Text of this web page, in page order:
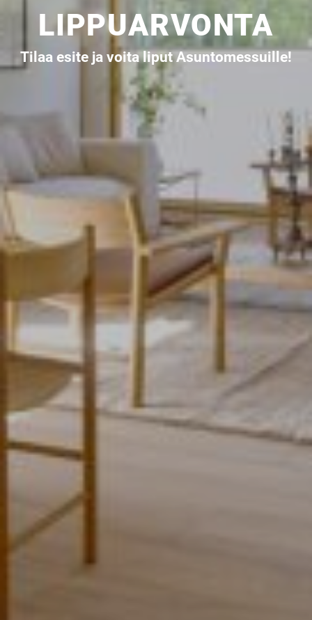
LIPPUARVONTA
Tilaa esite ja voita liput Asuntomessuille!
UUSI
UNELMISTA
KODIKSI-
TALOKIRJA ON
JULKAISTU
Upea yli 200-sivuinen talokirja!
Tilaa esite